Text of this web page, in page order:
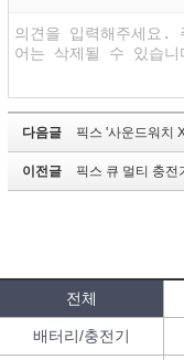
다음글 픽스 '사운드워치
이전글 픽스 큐 멀티 충전기
전체
배터리/충전기